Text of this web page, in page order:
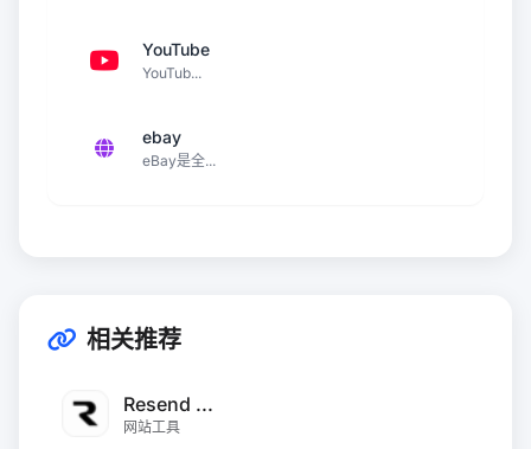
YouTube
YouTub...
ebay
eBay是全...
相关推荐
Resend ...
网站工具